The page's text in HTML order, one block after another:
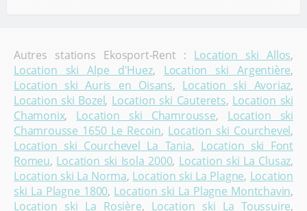
Autres stations Ekosport-Rent : Location ski Allos,
Location ski Alpe d'Huez, Location ski Argentière,
Location ski Auris en Oisans, Location ski Avoriaz,
Location ski Bozel, Location ski Cauterets, Location ski
Chamonix, Location ski Chamrousse, Location ski
Chamrousse 1650 Le Recoin, Location ski Courchevel,
Location ski Courchevel La Tania, Location ski Font
Romeu, Location ski Isola 2000, Location ski La Clusaz,
Location ski La Norma, Location ski La Plagne, Location
ski La Plagne 1800, Location ski La Plagne Montchavin,
Location ski La Rosière, Location ski La Toussuire,